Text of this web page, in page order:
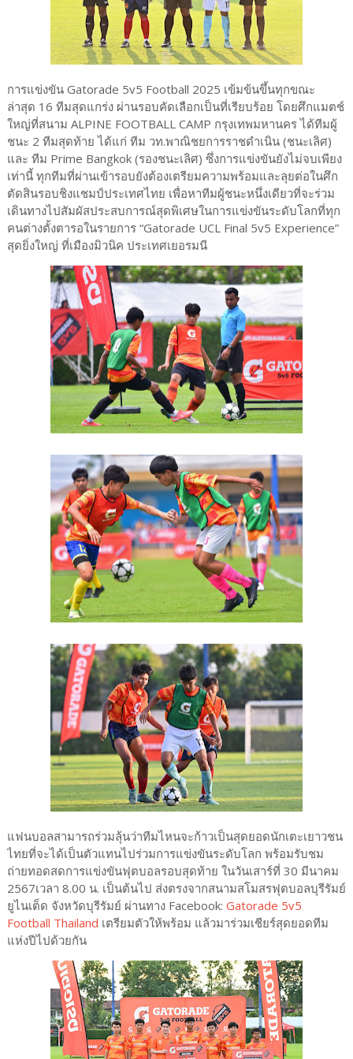
การแข่งขัน Gatorade 5v5 Football 2025 เข้มข้นขึ้นทุกขณะ
ล่าสุด 16 ทีมสุดแกร่ง ผ่านรอบคัดเลือกเป็นที่เรียบร้อย โดยศึกแมตช์
ใหญ่ที่สนาม ALPINE FOOTBALL CAMP กรุงเทพมหานคร ได้ทีมผู้
ชนะ 2 ทีมสุดท้าย ได้แก่ ทีม วท.พาณิชยการราชดำเนิน (ชนะเลิศ)
และ ทีม Prime Bangkok (รองชนะเลิศ) ซึ่งการแข่งขันยังไม่จบเพียง
เท่านี้ ทุกทีมที่ผ่านเข้ารอบยังต้องเตรียมความพร้อมและลุยต่อในศึก
ตัดสินรอบชิงแชมป์ประเทศไทย เพื่อหาทีมผู้ชนะหนึ่งเดียวที่จะร่วม
เดินทางไปสัมผัสประสบการณ์สุดพิเศษในการแข่งขันระดับโลกที่ทุก
คนต่างตั้งตารอในรายการ “Gatorade UCL Final 5v5 Experience”
สุดยิ่งใหญ่ ที่เมืองมิวนิค ประเทศเยอรมนี
แฟนบอลสามารถร่วมลุ้นว่าทีมไหนจะก้าวเป็นสุดยอดนักเตะเยาวชน
ไทยที่จะได้เป็นตัวแทนไปร่วมการแข่งขันระดับโลก พร้อมรับชม
ถ่ายทอดสดการแข่งขันฟุตบอลรอบสุดท้าย ในวันเสาร์ที่ 30 มีนาคม
2567เวลา 8.00 น. เป็นต้นไป ส่งตรงจากสนามสโมสรฟุตบอลบุรีรัมย์
ยูไนเต็ด จังหวัดบุรีรัมย์ ผ่านทาง Facebook: Gatorade 5v5
Football Thailand เตรียมตัวให้พร้อม แล้วมาร่วมเชียร์สุดยอดทีม
แห่งปีไปด้วยกัน